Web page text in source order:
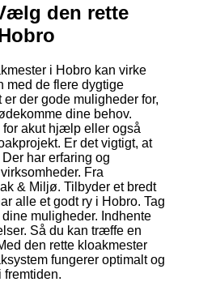
den rette
i Hobro kan virke
med de flere dygtige
der gode muligheder for,
dine behov.
for akut hjælp eller også
Er det vigtigt, at
har erfaring og
Fra
& Miljø. Tilbyder et bredt
alle et godt ry i Hobro. Tag
muligheder. Indhente
Så du kan træffe en
den rette kloakmester
fungerer optimalt og
fremtiden.